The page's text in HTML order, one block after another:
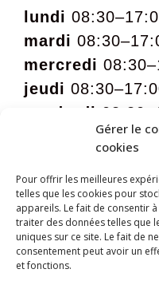
Gérer le
cookies
Pour offrir les meilleures
telles que les cookies pour
appareils. Le fait de consentir
traiter des données telles que
uniques sur ce site. Le fait de
consentement peut avoir un
et fonctions.
lundi
mardi
mercredi
jeudi
vendredi
09:00 –